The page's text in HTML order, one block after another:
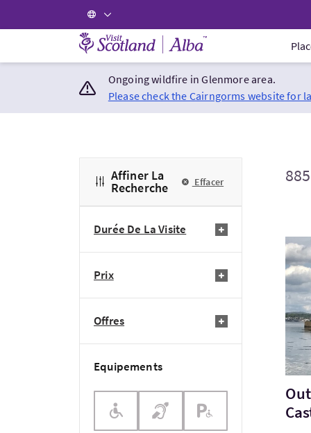
Visit Scotland Home
Ongoing wildfire in Glenmore area.
Please check the Cairngorms website for
Affiner La
Recherche Effacer
Durée De La Visite
Prix
Offres
Equipements
885